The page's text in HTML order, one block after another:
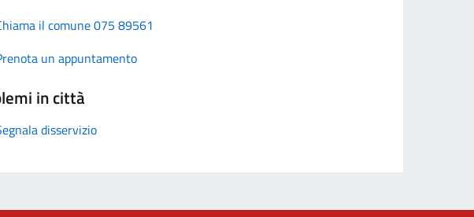
il comune 075 89561
un appuntamento
in città
disservizio